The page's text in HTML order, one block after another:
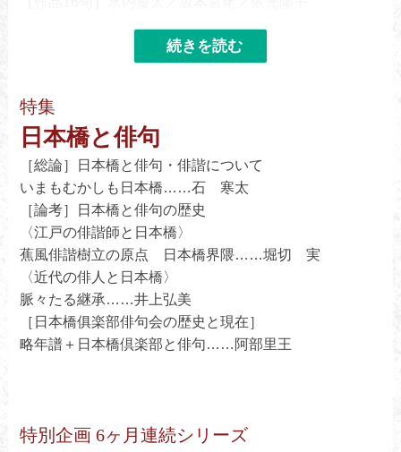
【クローズアップ】久行保徳／大関靖博／石地まゆみ／
髙勢祥子／渡部有紀子／花井音季／大塚 凱／佐々木啄
実
【俳人スポットライト】沼田美山／松井トシ
特集
日本橋と俳句
［総論］日本橋と俳句・俳諧について
いまもむかしも日本橋……石 寒太
［論考］日本橋と俳句の歴史
〈江戸の俳諧師と日本橋〉
蕉風俳諧樹立の原点 日本橋界隈……堀切 実
〈近代の俳人と日本橋〉
脈々たる継承……井上弘美
［日本橋俱楽部俳句会の歴史と現在］
略年譜＋日本橋倶楽部と俳句……阿部里王
特別企画 6ヶ月連続シリーズ